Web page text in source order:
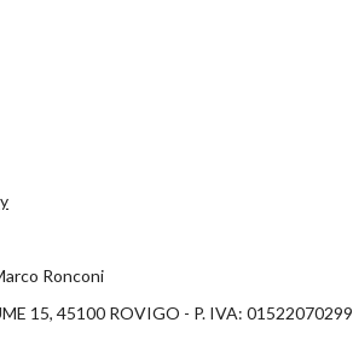
Ronconi
15, 45100 ROVIGO - P. IVA: 01522070299